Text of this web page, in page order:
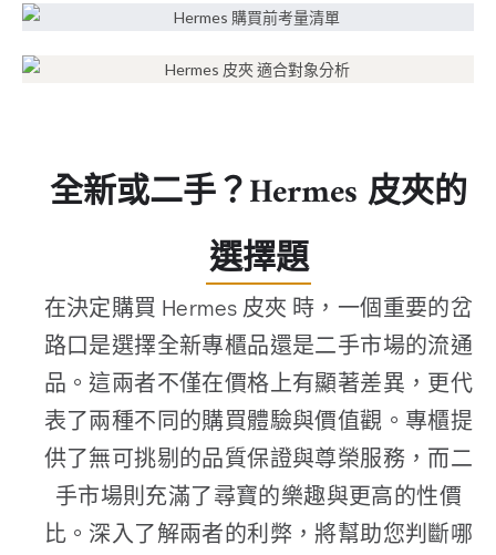
全新或二手？Hermes 皮夾的
選擇題
在決定購買 Hermes 皮夾 時，一個重要的岔
路口是選擇全新專櫃品還是二手市場的流通
品。這兩者不僅在價格上有顯著差異，更代
表了兩種不同的購買體驗與價值觀。專櫃提
供了無可挑剔的品質保證與尊榮服務，而二
手市場則充滿了尋寶的樂趣與更高的性價
比。深入了解兩者的利弊，將幫助您判斷哪